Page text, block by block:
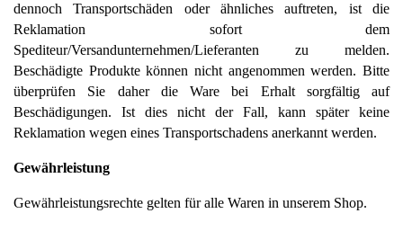
dennoch Transportschäden oder ähnliches auftreten, ist die
Reklamation sofort dem
Spediteur/Versandunternehmen/Lieferanten zu melden.
Beschädigte Produkte können nicht angenommen werden. Bitte
überprüfen Sie daher die Ware bei Erhalt sorgfältig auf
Beschädigungen. Ist dies nicht der Fall, kann später keine
Reklamation wegen eines Transportschadens anerkannt werden.
Gewährleistung
Gewährleistungsrechte gelten für alle Waren in unserem Shop.